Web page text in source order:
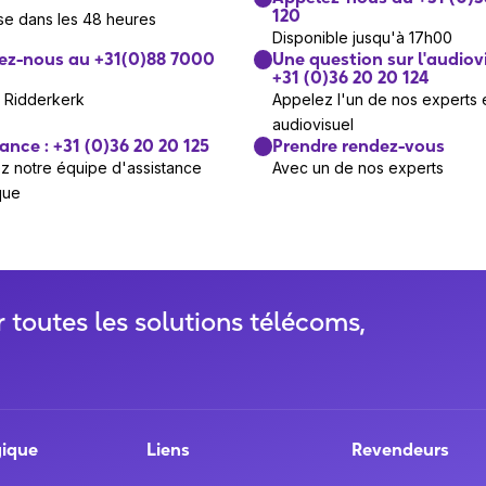
dans les 48 heures
120
Disponible jusqu'à 17h00
nous au +31(0)88 7000
Ridderkerk
Une question sur
+31 (0)36 20 20 124
Appelez l'un de nos experts
audiovisuel
: +31 (0)36 20 20 125
notre équipe d'assistance
Prendre rendez-vous
Avec un de nos experts
les solutions télécoms,
Liens Revendeurs